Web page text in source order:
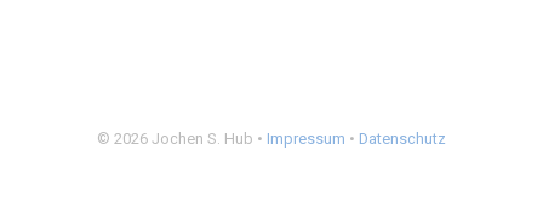
© 2026 Jochen S. Hub • Impressum • Datenschutz